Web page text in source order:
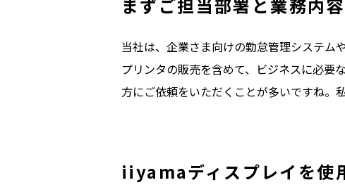
まずご担当部署と業務内
当社は、企業さま向けの勤怠管理システム
プリンタの販売を含めて、ビジネスに必要
方にご依頼をいただくことが多いですね。
iiyamaディスプレイを使